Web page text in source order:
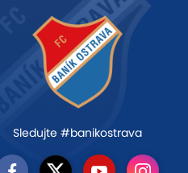
Sledujte #banikostrava